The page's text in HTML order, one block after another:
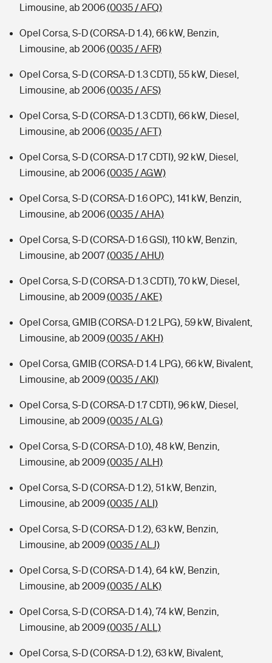
Limousine, ab 2006(0035 / AFQ)
Opel Corsa, S-D (CORSA-D 1.4), 66 kW, Benzin,
Limousine, ab 2006(0035 / AFR)
Opel Corsa, S-D (CORSA-D 1.3 CDTI), 55 kW, Diesel,
Limousine, ab 2006(0035 / AFS)
Opel Corsa, S-D (CORSA-D 1.3 CDTI), 66 kW, Diesel,
Limousine, ab 2006(0035 / AFT)
Opel Corsa, S-D (CORSA-D 1.7 CDTI), 92 kW, Diesel,
Limousine, ab 2006(0035 / AGW)
Opel Corsa, S-D (CORSA-D 1.6 OPC), 141 kW, Benzin,
Limousine, ab 2006(0035 / AHA)
Opel Corsa, S-D (CORSA-D 1.6 GSI), 110 kW, Benzin,
Limousine, ab 2007(0035 / AHU)
Opel Corsa, S-D (CORSA-D 1.3 CDTI), 70 kW, Diesel,
Limousine, ab 2009(0035 / AKE)
Opel Corsa, GMIB (CORSA-D 1.2 LPG), 59 kW, Bivalent,
Limousine, ab 2009(0035 / AKH)
Opel Corsa, GMIB (CORSA-D 1.4 LPG), 66 kW, Bivalent,
Limousine, ab 2009(0035 / AKI)
Opel Corsa, S-D (CORSA-D 1.7 CDTI), 96 kW, Diesel,
Limousine, ab 2009(0035 / ALG)
Opel Corsa, S-D (CORSA-D 1.0), 48 kW, Benzin,
Limousine, ab 2009(0035 / ALH)
Opel Corsa, S-D (CORSA-D 1.2), 51 kW, Benzin,
Limousine, ab 2009(0035 / ALI)
Opel Corsa, S-D (CORSA-D 1.2), 63 kW, Benzin,
Limousine, ab 2009(0035 / ALJ)
Opel Corsa, S-D (CORSA-D 1.4), 64 kW, Benzin,
Limousine, ab 2009(0035 / ALK)
Opel Corsa, S-D (CORSA-D 1.4), 74 kW, Benzin,
Limousine, ab 2009(0035 / ALL)
Opel Corsa, S-D (CORSA-D 1.2), 63 kW, Bivalent,